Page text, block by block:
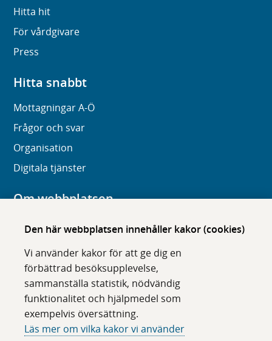
Den här webbplatsen innehåller kakor (cookies)
Vi använder kakor för att ge dig en
förbättrad besöksupplevelse,
sammanställa statistik, nödvändig
funktionalitet och hjälpmedel som
exempelvis översättning.
Läs mer om vilka kakor vi använder
Hitta hit
För vårdgivare
Press
Hitta snabbt
Mottagningar A-Ö
Frågor och svar
Organisation
Digitala tjänster
Om webbplatsen
Om karolinska.se
Tillgänglighet
Om cookies
Följ oss i sociala medier